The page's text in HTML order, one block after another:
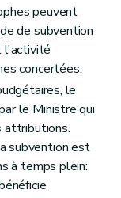
peuvent
de subvention
l'activité
concertées.
le
le Ministre qui
attributions.
subvention est
à temps plein: